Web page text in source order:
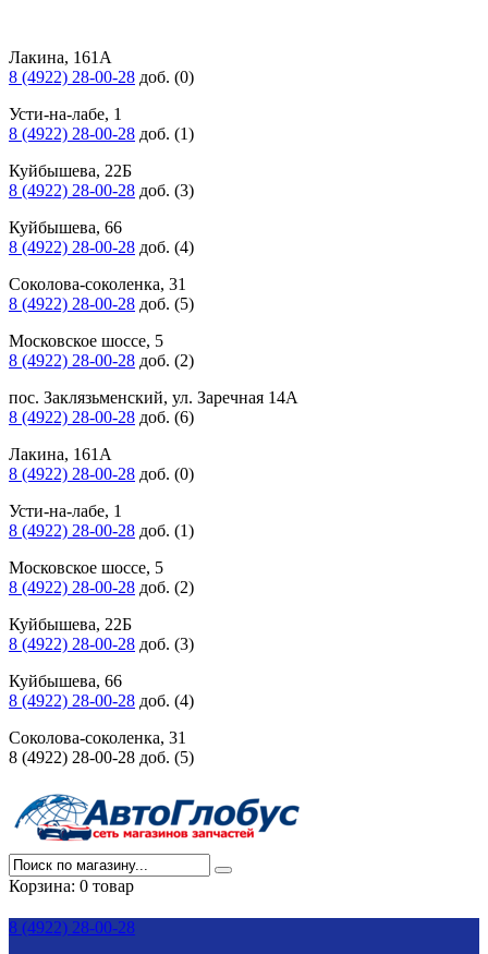
Лакина, 161А
8 (4922) 28-00-28 доб. (0)
Усти-на-лабе, 1
8 (4922) 28-00-28 доб. (1)
Куйбышева, 22Б
8 (4922) 28-00-28 доб. (3)
Куйбышева, 66
8 (4922) 28-00-28 доб. (4)
Соколова-соколенка, 31
8 (4922) 28-00-28 доб. (5)
Московское шоссе, 5
8 (4922) 28-00-28 доб. (2)
пос. Заклязьменский, ул. Заречная 14А
8 (4922) 28-00-28 доб. (6)
Лакина, 161А
8 (4922) 28-00-28 доб. (0)
Усти-на-лабе, 1
8 (4922) 28-00-28 доб. (1)
Московское шоссе, 5
8 (4922) 28-00-28 доб. (2)
Куйбышева, 22Б
8 (4922) 28-00-28 доб. (3)
Куйбышева, 66
8 (4922) 28-00-28 доб. (4)
Соколова-соколенка, 31
8 (4922) 28-00-28 доб. (5)
Корзина: 0 товар
8 (4922) 28-00-28